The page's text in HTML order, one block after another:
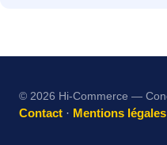
© 2026 Hi-Commerce —
Contact · Mentions légales